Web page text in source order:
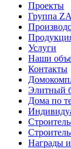
Проекты
Группа
Услуги
Наши
Контакты
Элитный
Дома по
Награды